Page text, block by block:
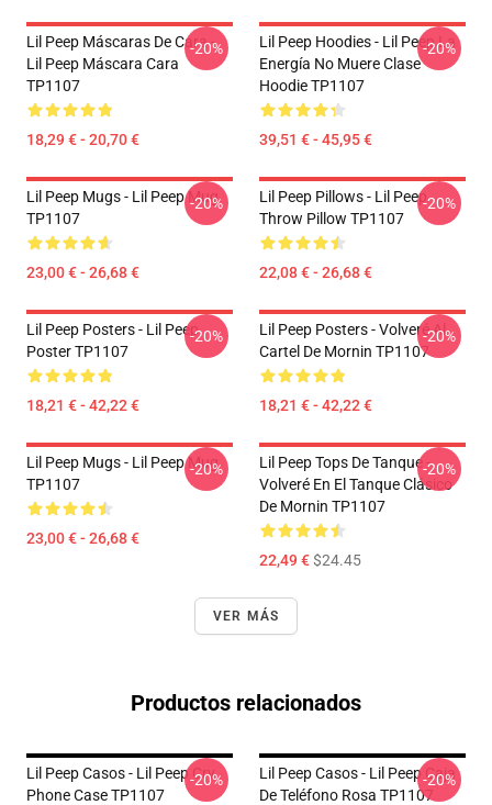
Lil Peep Máscaras De Cara -
Lil Peep Máscara Cara
TP1107
18,29 € - 20,70 €
-20%
Lil Peep Hoodies - Lil Peep La
Energía No Muere Clase
Hoodie TP1107
39,51 € - 45,95 €
-20%
Lil Peep Mugs - Lil Peep Mug
TP1107
23,00 € - 26,68 €
-20%
Lil Peep Pillows - Lil Peep
Throw Pillow TP1107
22,08 € - 26,68 €
-20%
Lil Peep Posters - Lil Peep
Poster TP1107
18,21 € - 42,22 €
-20%
Lil Peep Posters - Volveré Al
Cartel De Mornin TP1107
18,21 € - 42,22 €
-20%
Lil Peep Mugs - Lil Peep Mug
TP1107
23,00 € - 26,68 €
-20%
Lil Peep Tops De Tanque -
Volveré En El Tanque Clásico
De Mornin TP1107
22,49 €$24.45
-20%
VER MÁS
Productos relacionados
Lil Peep Casos - Lil Peep Cry
Phone Case TP1107
-20%
Lil Peep Casos - Lil Peep Caja
De Teléfono Rosa TP1107
-20%